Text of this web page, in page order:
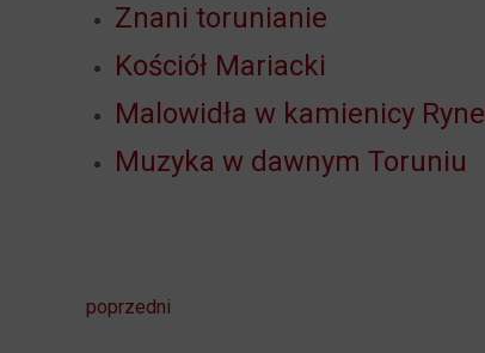
Znani torunianie
Kościół Mariacki
Malowidła w kamienicy
Muzyka w dawnym Toruniu
poprzedni